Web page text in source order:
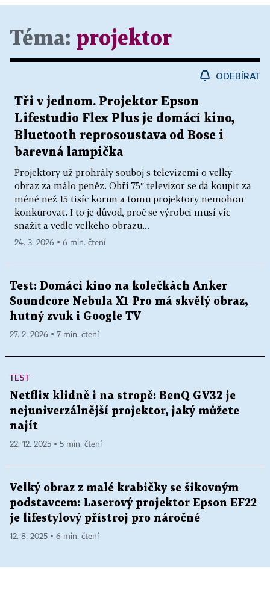
Téma: projektor
ODEBÍRAT
Tři v jednom. Projektor Epson
Lifestudio Flex Plus je domácí kino,
Bluetooth reprosoustava od Bose i
barevná lampička
Projektory už prohrály souboj s televizemi o velký
obraz za málo peněz. Obří 75″ televizor se dá koupit za
méně než 15 tisíc korun a tomu projektory nemohou
konkurovat. I to je důvod, proč se výrobci musí víc
snažit a vedle velkého obrazu...
24. 3. 2026 ▪ 6 min. čtení
Test: Domácí kino na kolečkách Anker
Soundcore Nebula X1 Pro má skvělý obraz,
hutný zvuk i Google TV
27. 2. 2026 ▪ 7 min. čtení
TEST
Netflix klidně i na stropě: BenQ GV32 je
nejuniverzálnější projektor, jaký můžete
najít
22. 12. 2025 ▪ 5 min. čtení
Velký obraz z malé krabičky se šikovným
podstavcem: Laserový projektor Epson EF22
je lifestylový přístroj pro náročné
12. 8. 2025 ▪ 6 min. čtení